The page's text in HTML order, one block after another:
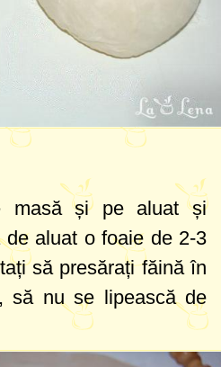
masă și pe aluat și
aluat o foaie de 2-3
să presărați făină în
să nu se lipească de